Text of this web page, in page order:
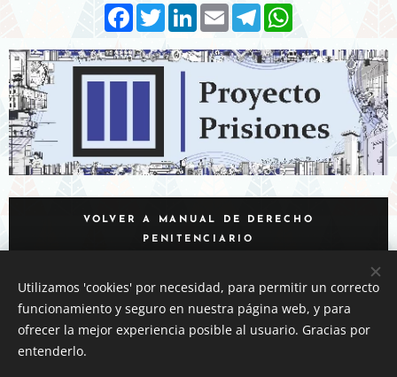
F
e
b
o
T
w
t
t
L
k
e
d
E
m
i
l
T
e
g
a
m
W
t
s
p
p
VOLVER A MANUAL DE DERECHO
PENITENCIARIO
Utilizamos 'cookies' por necesidad, para permitir un correcto
funcionamiento y seguro en nuestra página web, y para
ofrecer la mejor experiencia posible al usuario. Gracias por
entenderlo.